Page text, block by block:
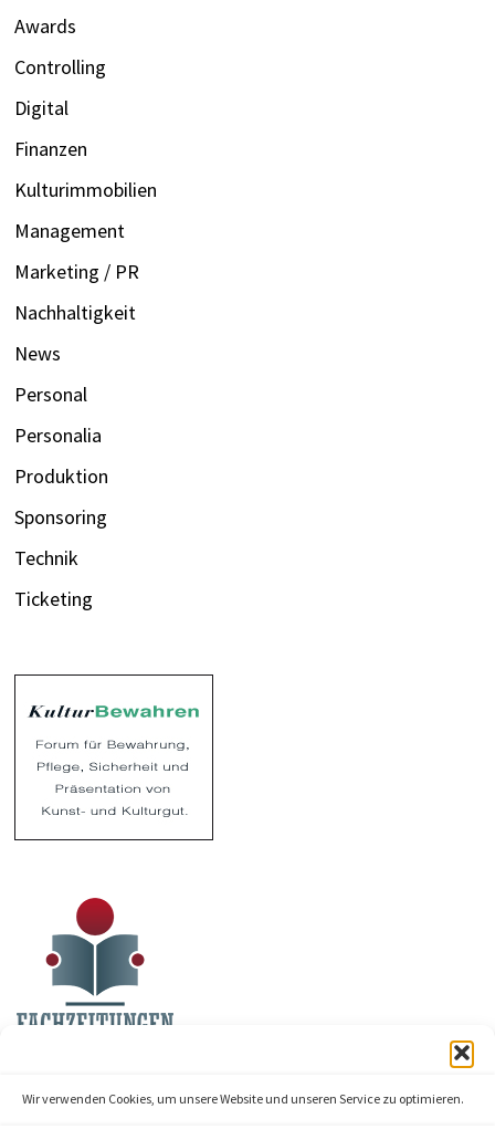
Wir verwenden Cookies, um unsere Website und unseren Service zu optimieren.
Awards
Controlling
Digital
Finanzen
Kulturimmobilien
Management
Marketing / PR
Nachhaltigkeit
News
Personal
Personalia
Produktion
Sponsoring
Technik
Ticketing